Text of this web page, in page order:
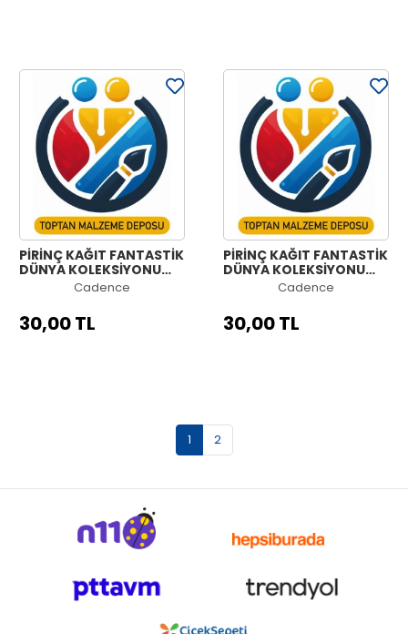
PİRİNÇ KAĞIT FANTASTİK
DÜNYA KOLEKSİYONU
MODEL 1246 30X42
Cadence
30,00 TL
PİRİNÇ KAĞIT FANTASTİK
DÜNYA KOLEKSİYONU
MODEL 1245 30X42
Cadence
30,00 TL
1 2